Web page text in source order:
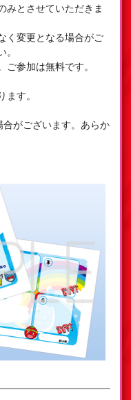
みとさせていただきま
く変更となる場合がご
ご参加は無料です。
す。
がございます。あらか